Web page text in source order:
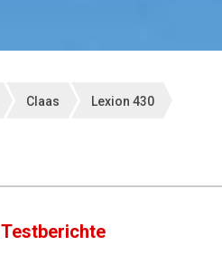
Claas Lexion 430
Testberichte